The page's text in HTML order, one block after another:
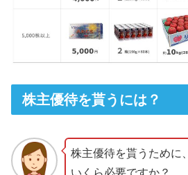
株主優待を貰うには？
株主優待を貰うために、
いくら必要ですか？